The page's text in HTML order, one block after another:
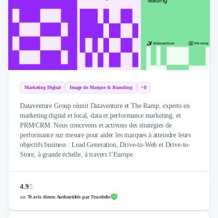
Publicité
Communication
Influence Marketing
Salons
Études Marketing
Présentations PowerPoint
SMS Marketing
Email Marketing
Data Marketing
Logiciel Marketing
Logiciel Commercial
Subventions & Aides
Levée de fonds
Droit des Affaires
Marketing Digital Image de Marque & Branding +8
Dataventure Group réunit Dataventure et The Ramp, experts en
marketing digital et local, data et performance marketing, et
PRM/CRM. Nous concevons et activons des stratégies de
performance sur mesure pour aider les marques à atteindre leurs
objectifs business : Lead Generation, Drive-to-Web et Drive-to-
Store, à grande échelle, à travers l’Europe.
4.9/5
sur70 avis clients Authentifiés par Trustfolio